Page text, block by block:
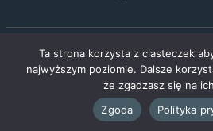
Created by:
Ta strona korzysta z ciasteczek
najwyższym poziomie. Dalsze
że zgadzasz się na
Zgoda
Polityka